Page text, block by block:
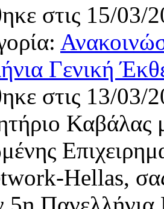
στις 15/03/
Γενική
στις 13/03/
Καβάλας
Hellas,